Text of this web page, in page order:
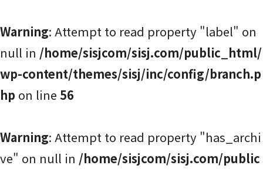
Warning: Attempt to read property "label" on
null in /home/sisjcom/sisj.com/public_html/
wp-content/themes/sisj/inc/config/branch.p
hp on line 56
Warning: Attempt to read property "has_archi
ve" on null in /home/sisjcom/sisj.com/public
NEWS
お知らせ
SOLUTION
SSI-iコンピテンシディクショナリ